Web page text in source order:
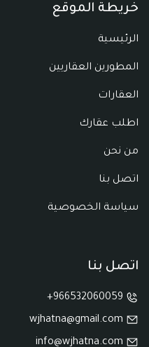
خريطة الموقع
الرئيسية
المطورين العقاريين
العقارات
اطلب عقارك
من نحن
اتصل بنا
سياسة الخصوصية
اتصل بنا